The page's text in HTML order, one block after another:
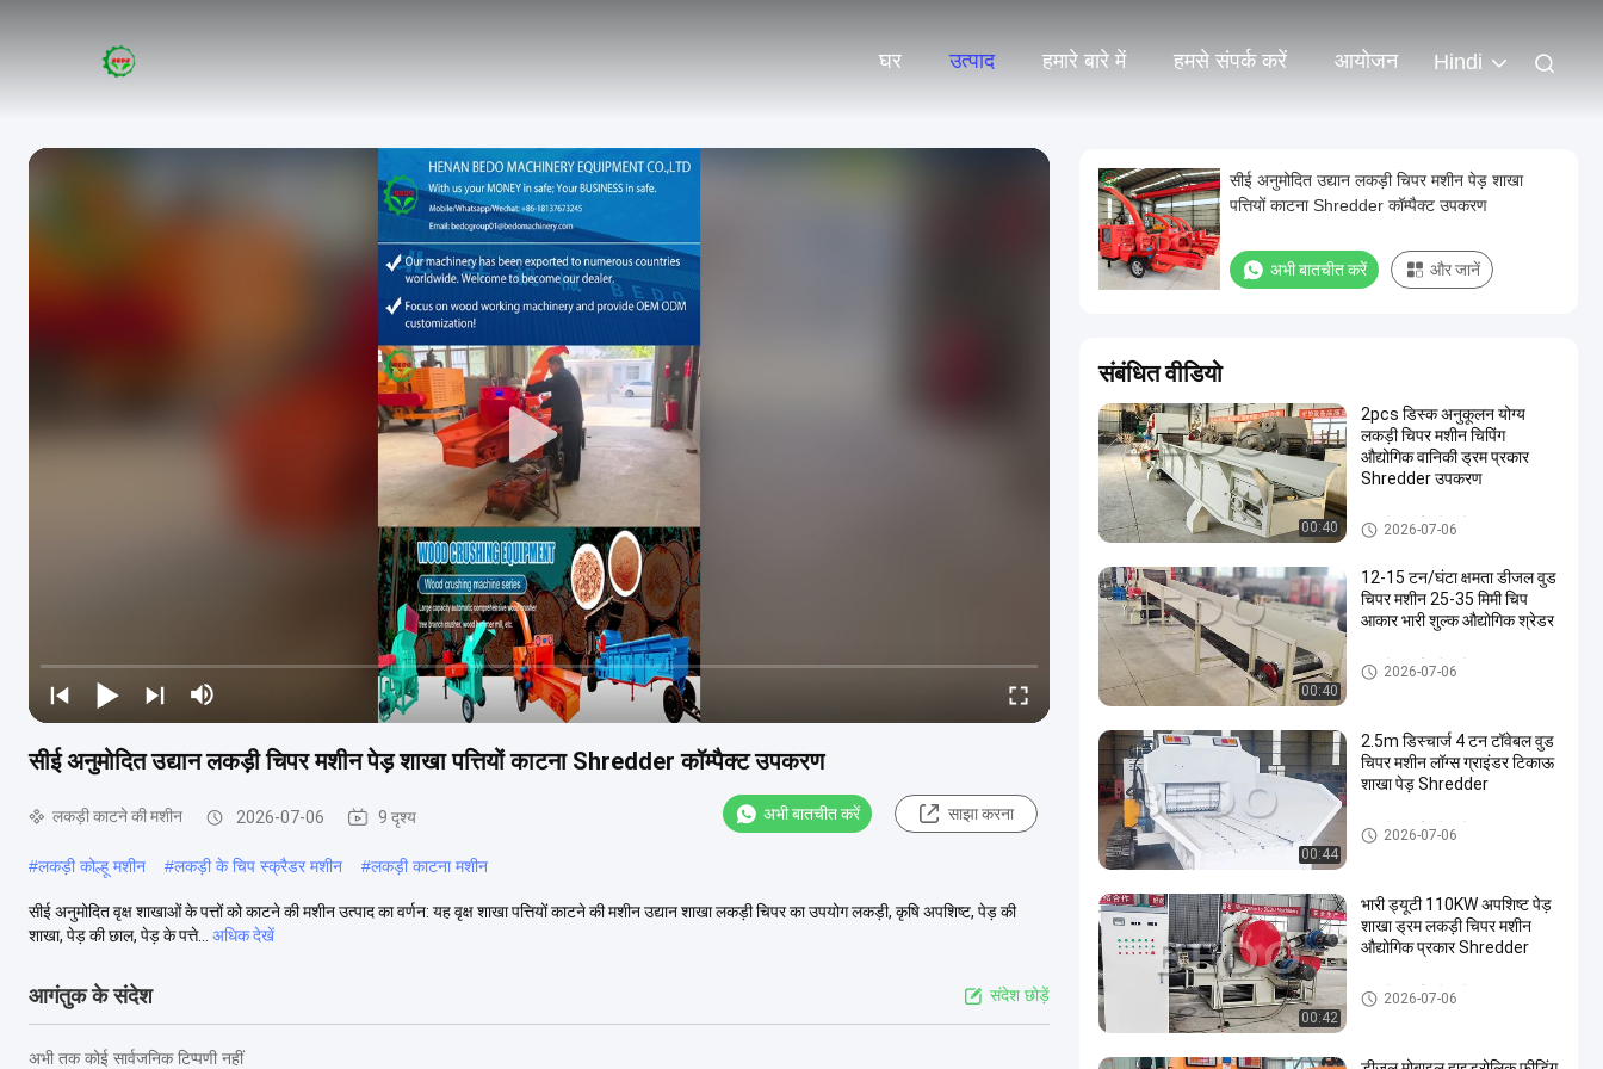
घर उत्पाद हमारे बारे में हमसे संपर्क करें आयोजन Hindi
सीई अनुमोदित उद्यान लकड़ी चिपर मशीन पेड़ शाखा पत्तियों काटना Shredder कॉम्पैक्ट उपकरण
लकड़ी काटने की मशीन 2026-07-06 9 दृश्य अभी बातचीत करें साझा करना
#लकड़ी कोल्हू मशीन #लकड़ी के चिप स्क्रैडर मशीन #लकड़ी काटना मशीन
सीई अनुमोदित वृक्ष शाखाओं के पत्तों को काटने की मशीन उत्पाद का वर्णन: यह वृक्ष शाखा पत्तियों काटने की मशीन उद्यान शाखा लकड़ी चिपर का उपयोग लकड़ी, कृषि अपशिष्ट, पेड़ की
शाखा, पेड़ की छाल, पेड़ के पत्ते...
अधिक देखें
आगंतुक के संदेश संदेश छोड़ें
अभी तक कोई सार्वजनिक टिप्पणी नहीं
सीई अनुमोदित उद्यान लकड़ी चिपर मशीन पेड़ शाखा
पत्तियों काटना Shredder कॉम्पैक्ट उपकरण
अभी बातचीत करें और जानें
संबंधित वीडियो
00:40
2pcs डिस्क अनुकूलन योग्य
लकड़ी चिपर मशीन चिपिंग
औद्योगिक वानिकी ड्रम प्रकार
Shredder उपकरण
लकड़ी काटने की मशीन
2026-07-06
00:40
12-15 टन/घंटा क्षमता डीजल वुड
चिपर मशीन 25-35 मिमी चिप
आकार भारी शुल्क औद्योगिक श्रेडर
लकड़ी काटने की मशीन
2026-07-06
00:44
2.5m डिस्चार्ज 4 टन टॉवेबल वुड
चिपर मशीन लॉग्स ग्राइंडर टिकाऊ
शाखा पेड़ Shredder
लकड़ी काटने की मशीन
2026-07-06
00:42
भारी ड्यूटी 110KW अपशिष्ट पेड़
शाखा ड्रम लकड़ी चिपर मशीन
औद्योगिक प्रकार Shredder
लकड़ी काटने की मशीन
2026-07-06